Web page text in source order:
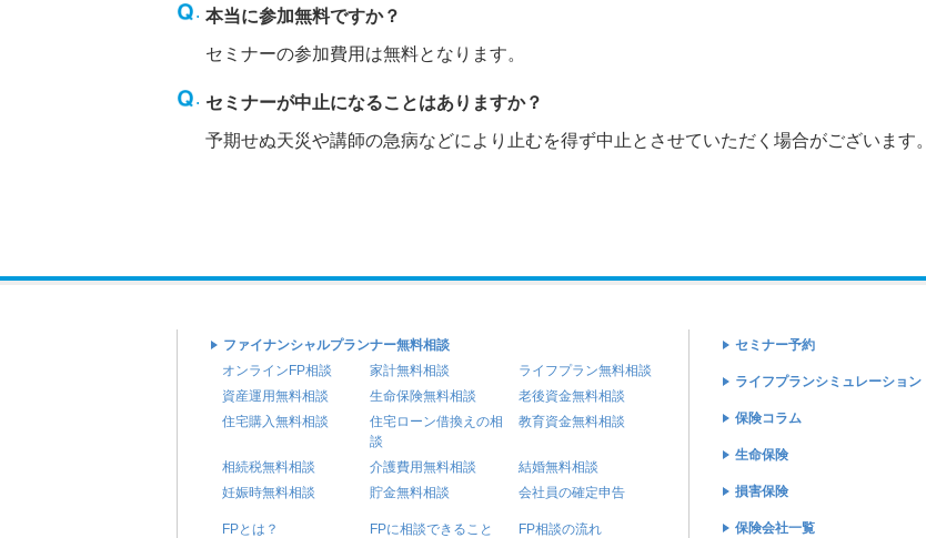
本当に参加無料ですか？
セミナーの参加費用は無料となります。
セミナーが中止になることはありますか？
予期せぬ天災や講師の急病などにより止むを得ず中止とさせていただく場合がございます。
ファイナンシャルプランナー無料相談
オンラインFP相談
家計無料相談
ライフプラン無料相談
資産運用無料相談
生命保険無料相談
老後資金無料相談
住宅購入無料相談
住宅ローン借換えの相
談
教育資金無料相談
相続税無料相談 介護費用無料相談
結婚無料相談
妊娠時無料相談
貯金無料相談 会社員の確定申告
FPとは？ FPに相談できること FP相談の流れ
セミナー予約
ライフプランシミュレーション
保険コラム
生命保険
損害保険
保険会社一覧